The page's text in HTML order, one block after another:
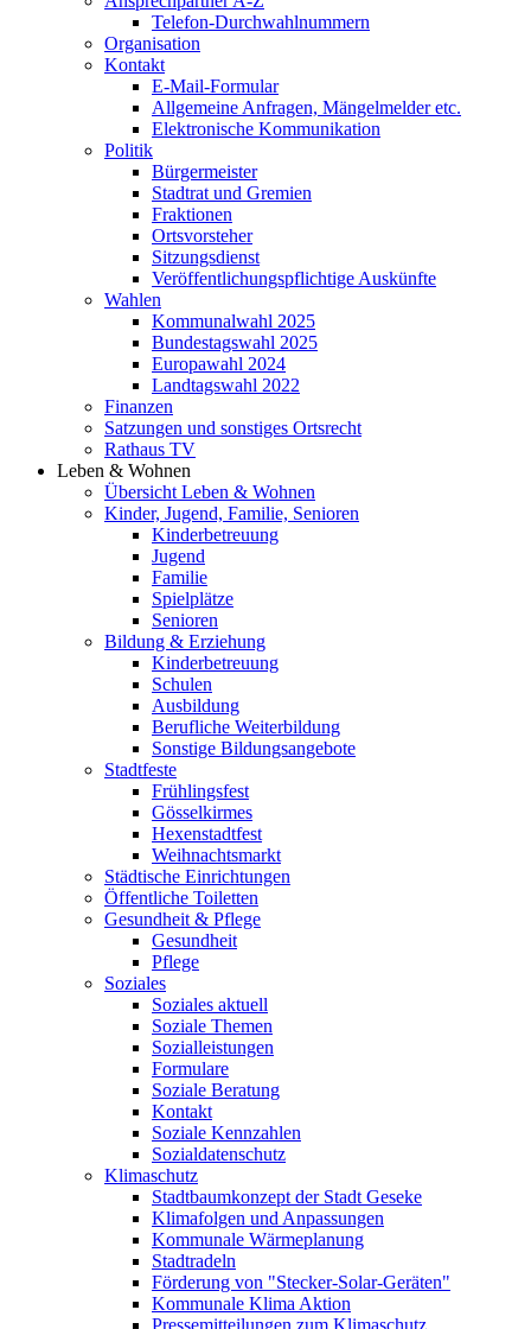
Telefon-Durchwahlnummern
Organisation
Kontakt
E-Mail-Formular
Allgemeine Anfragen, Mängelmelder etc.
Elektronische Kommunikation
Politik
Bürgermeister
Stadtrat und Gremien
Fraktionen
Ortsvorsteher
Sitzungsdienst
Veröffentlichungspflichtige Auskünfte
Wahlen
Kommunalwahl 2025
Bundestagswahl 2025
Europawahl 2024
Landtagswahl 2022
Finanzen
Satzungen und sonstiges Ortsrecht
Rathaus TV
Leben & Wohnen
Übersicht Leben & Wohnen
Kinder, Jugend, Familie, Senioren
Kinderbetreuung
Jugend
Familie
Spielplätze
Senioren
Bildung & Erziehung
Kinderbetreuung
Schulen
Ausbildung
Berufliche Weiterbildung
Sonstige Bildungsangebote
Stadtfeste
Frühlingsfest
Gösselkirmes
Hexenstadtfest
Weihnachtsmarkt
Städtische Einrichtungen
Öffentliche Toiletten
Gesundheit & Pflege
Gesundheit
Pflege
Soziales
Soziales aktuell
Soziale Themen
Sozialleistungen
Formulare
Soziale Beratung
Kontakt
Soziale Kennzahlen
Sozialdatenschutz
Klimaschutz
Stadtbaumkonzept der Stadt Geseke
Klimafolgen und Anpassungen
Kommunale Wärmeplanung
Stadtradeln
Förderung von "Stecker-Solar-Geräten"
Kommunale Klima Aktion
Pressemitteilungen zum Klimaschutz